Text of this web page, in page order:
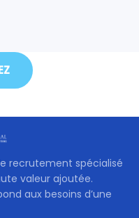
recrutement spécialisé
valeur ajoutée.
aux besoins d’une